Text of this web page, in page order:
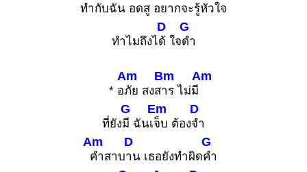
ทำกับฉัน อดสู อยากจะรู้หัวใจ
ทำไมถึงไ
D
ด้ ใจ
G
ดำ
* อ
Am
ภัย สงส
Bm
าร ไม่มี
Am
ที่ยัง
G
มี ฉันเ
Em
จ็บ ต้อง
D
จำ
Am
คำสาบ
D
าน เธอยังทำผิด
G
คำ